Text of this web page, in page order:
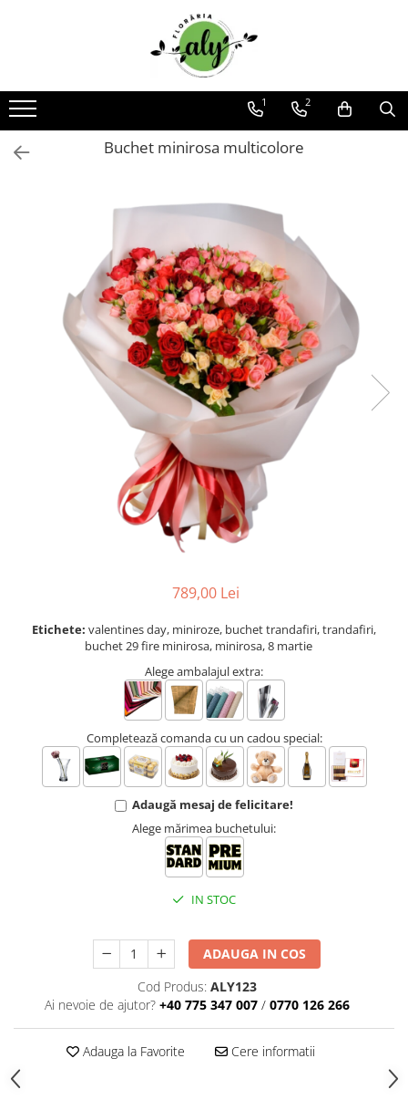
DE SEZON
1-8 MARTIE
COLECȚIA DE PAȘTI
COLECȚIA DE VARĂ
VALANTINE'S DAY 14 FEBRUARIE
TRANDAFIRI
101 TRANDAFIRI
BUCHETE TRANDAFIRI
COȘURI TRANDAFIRI
CUTII TRANDAFIRI
INIMI DIN TRANDAFIRI
TRANDAFIRI CRIOGENAȚI
TRANDAFIRI LA FIR
BUCHETE CRINI
BUCHETE CRIZANTEME
BUCHETE DE ALSTROMERIA
BUCHETE FREZII
BUCHETE FUNERARE
BUCHETE GERBERA
BUCHETE HORTENSIA
BUCHETE PENTRU BĂRBAȚI
BUCHETE TRANDAFIRI
1 2
Buchet minirosa multicolore
789,00 Lei
Etichete: valentines day, miniroze, buchet trandafiri, trandafiri,
buchet 29 fire minirosa, minirosa, 8 martie
Alege ambalajul extra:
Completează comanda cu un cadou special:
Adaugă mesaj de felicitare!
Alege mărimea buchetului:
IN STOC
ADAUGA IN COS
Cod Produs: ALY123
Ai nevoie de ajutor? +40 775 347 007 / 0770 126 266
Adauga la Favorite Cere informatii